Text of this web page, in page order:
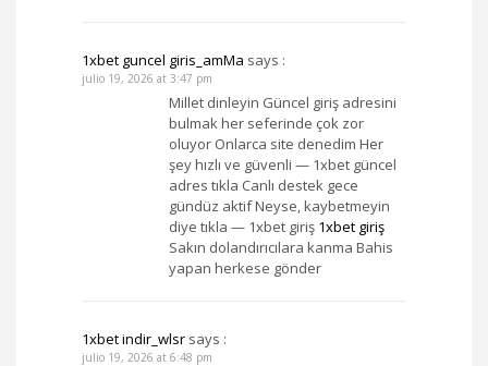
1xbet guncel giris_amMa says :
julio 19, 2026 at 3:47 pm
Millet dinleyin Güncel giriş adresini
bulmak her seferinde çok zor
oluyor Onlarca site denedim Her
şey hızlı ve güvenli — 1xbet güncel
adres tıkla Canlı destek gece
gündüz aktif Neyse, kaybetmeyin
diye tıkla — 1xbet giriş 1xbet giriş
Sakın dolandırıcılara kanma Bahis
yapan herkese gönder
1xbet indir_wlsr says :
julio 19, 2026 at 6:48 pm